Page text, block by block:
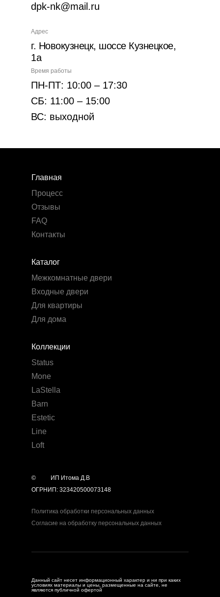
dpk-nk@mail.ru
Время работы
ПН-ПТ: 10:00 – 17:30
СБ: 11:00 – 15:00
ВС: выходной
Адрес
г. Новокузнецк, шоссе Кузнецкое,
1а
Коллекции
Status
Mone
LaStella
Barn
Estetic
Line
Loft
Каталог
Межкомнатные двери
Входные двери
Для квартиры
Для дома
Главная
Процесс
Отзывы
FAQ
Контакты
©
ИП Итома Д.В
ОГРНИП: 323420500073148
Политика обработки персональных данных
Согласие на обработку персональных данных
Данный сайт несет информационный характер и ни при каких
условиях материалы и цены, размещенные на сайте, не
являются публичной офертой